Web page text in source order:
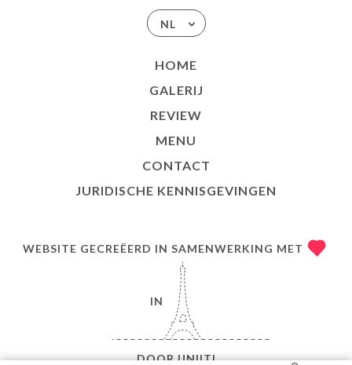
NL
HOME
GALERIJ
REVIEW
MENU
CONTACT
JURIDISCHE KENNISGEVINGEN
WEBSITE GECREËERD IN SAMENWERKING MET
IN
DOORUNIITI